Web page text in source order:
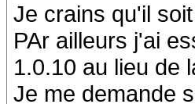
Je crains qu'il
PAr ailleurs j'ai
1.0.10 au lieu de
Je me demande